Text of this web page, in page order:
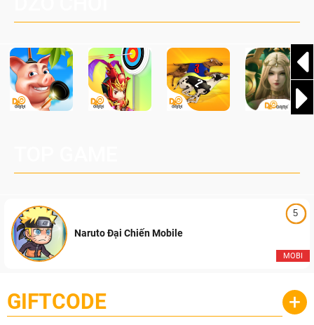
5
MOBI
Naruto Đại Chiến Mobile
GIFTCODE +